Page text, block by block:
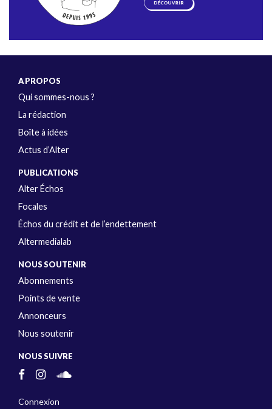
A PROPOS
Qui sommes-nous ?
La rédaction
Boîte à idées
Actus d’Alter
PUBLICATIONS
Alter Échos
Focales
Échos du crédit et de l’endettement
Altermedialab
NOUS SOUTENIR
Abonnements
Points de vente
Annonceurs
Nous soutenir
NOUS SUIVRE
Connexion